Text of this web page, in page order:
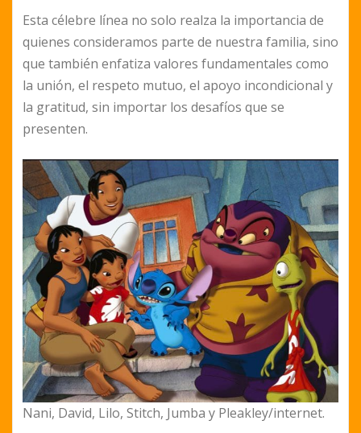
Esta célebre línea no solo realza la importancia de
quienes consideramos parte de nuestra familia, sino
que también enfatiza valores fundamentales como
la unión, el respeto mutuo, el apoyo incondicional y
la gratitud, sin importar los desafíos que se
presenten.
Nani, David, Lilo, Stitch, Jumba y Pleakley/internet.